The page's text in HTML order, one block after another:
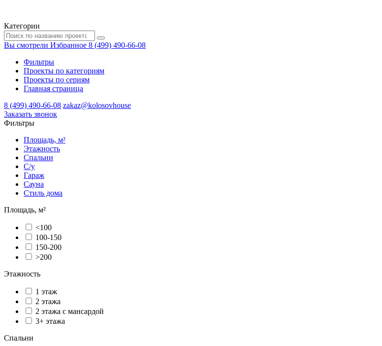
Категории
Вы смотрели Избранное 8 (499) 490-66-08
Фильтры
Проекты по категориям
Проекты по сериям
Главная страница
8 (499) 490-66-08 zakaz@kolosovhouse
3аказать звонок
Фильтры
Площадь, м²
Этажность
Спальни
С/у
Гараж
Сауна
Стиль дома
Площадь, м²
<100
100-150
150-200
>200
Этажность
1 этаж
2 этажа
2 этажа с мансардой
3+ этажа
Спальни